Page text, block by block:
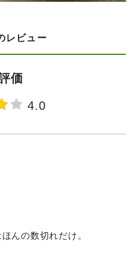
レビュー
価
4.0
んの数切れだけ。